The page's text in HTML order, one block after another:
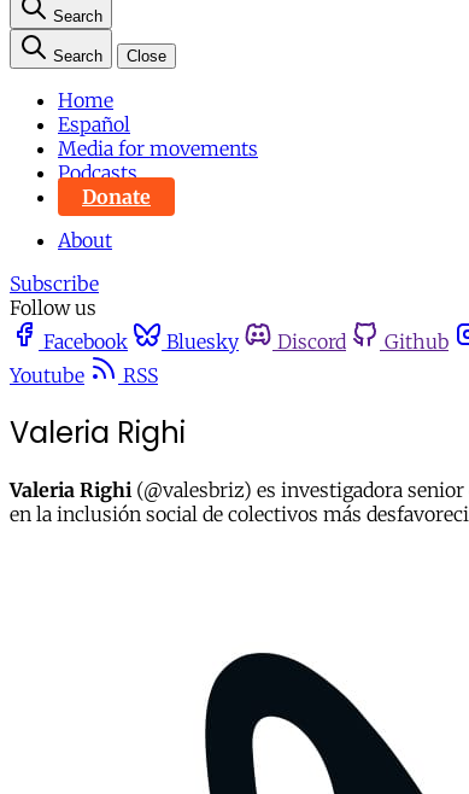
Search
Search Close
Home
Español
Media for movements
Podcasts
Donate
About
Subscribe
Follow us
Facebook
Bluesky Discord Github
Youtube
RSS
Valeria Righi
Valeria Righi (@valesbriz) es investigadora senior
en la inclusión social de colectivos más